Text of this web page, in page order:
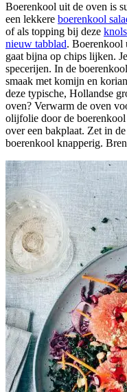
Boerenkool uit de oven is
een lekkere boerenkool
of als topping bij deze
nieuw tabblad. Boerenkool
gaat bijna op chips lijken.
specerijen. In de
smaak met komijn en
deze typische, Hollandse
oven? Verwarm de oven
olijfolie door de
over een bakplaat. Zet in
boerenkool knapperig.